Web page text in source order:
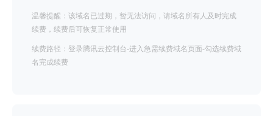
温馨提醒：该域名已过期，暂无法访问，请域名所有人及时完成
续费，续费后可恢复正常使用
续费路径：登录腾讯云控制台-进入急需续费域名页面-勾选续费域
名完成续费